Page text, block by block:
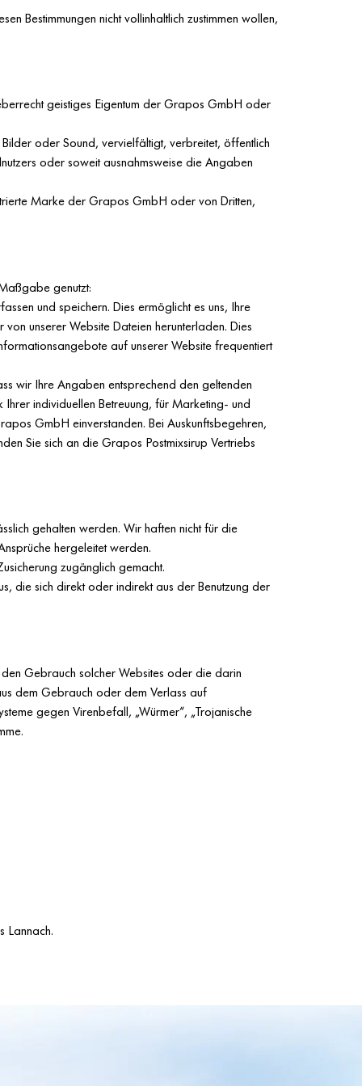
Bestimmungen nicht vollinhaltlich zustimmen wollen,
geistiges Eigentum der Grapos GmbH oder
oder Sound, vervielfältigt, verbreitet, öffentlich
oder soweit ausnahmsweise die Angaben
Marke der Grapos GmbH oder von Dritten,
genutzt:
und speichern. Dies ermöglicht es uns, Ihre
unserer Website Dateien herunterladen. Dies
auf unserer Website frequentiert
wir Ihre Angaben entsprechend den geltenden
Ihrer individuellen Betreuung, für Marketing- und
GmbH einverstanden. Bei Auskunftsbegehren,
Sie sich an die Grapos Postmixsirup Vertriebs
gehalten werden. Wir haften nicht für die
hergeleitet werden.
zugänglich gemacht.
die sich direkt oder indirekt aus der Benutzung der
Gebrauch solcher Websites oder die darin
dem Gebrauch oder dem Verlass auf
gegen Virenbefall, „Würmer“, „Trojanische
Lannach.